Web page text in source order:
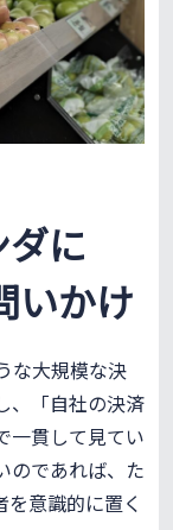
に
かけ
な大規模な決
、「自社の決済
一貫して見てい
のであれば、た
意識的に置く